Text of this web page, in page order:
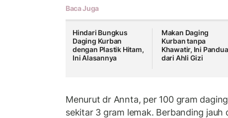
Baca Juga
Hindari Bungkus
Daging Kurban
dengan Plastik Hitam,
Ini Alasannya
Makan Daging
Kurban tanpa
Khawatir, Ini
dari Ahli Gizi
Menurut dr Annta, per 100 gram
sekitar 3 gram lemak. Berbanding jauh